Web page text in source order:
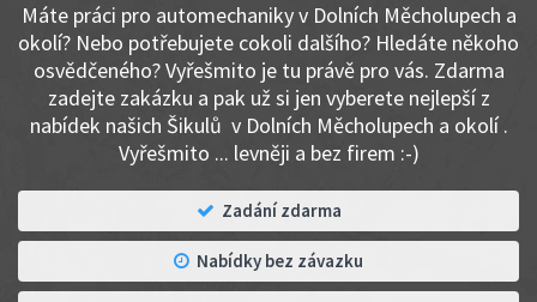
Máte práci pro automechaniky v Dolních Měcholupech a
okolí? Nebo potřebujete cokoli dalšího? Hledáte někoho
osvědčeného? Vyřešmito je tu právě pro vás. Zdarma
zadejte zakázku a pak už si jen vyberete nejlepší z
nabídek našich Šikulů v Dolních Měcholupech a okolí .
Vyřešmito ... levněji a bez firem :-)
Zadání zdarma
Nabídky bez závazku